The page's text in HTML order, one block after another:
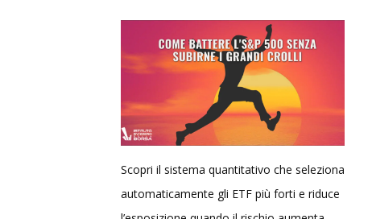
Scopri il sistema quantitativo che seleziona
automaticamente gli ETF più forti e riduce